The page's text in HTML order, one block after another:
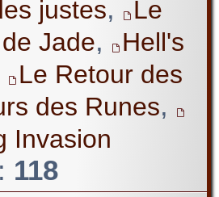
justes,
Le
Jade,
Hell's
Le Retour des
des Runes,
Invasion
118